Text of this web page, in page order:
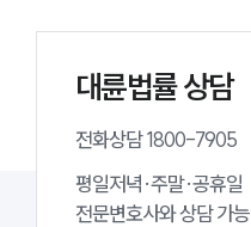
대륜법률 상담
전화상담 1800-7905
평일저녁·주말·공휴일
전문변호사와 상담 가능